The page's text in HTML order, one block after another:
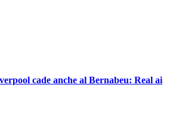
cade anche al Bernabeu: Real ai